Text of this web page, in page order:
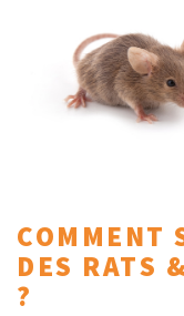
COMMENT
DES RATS
?